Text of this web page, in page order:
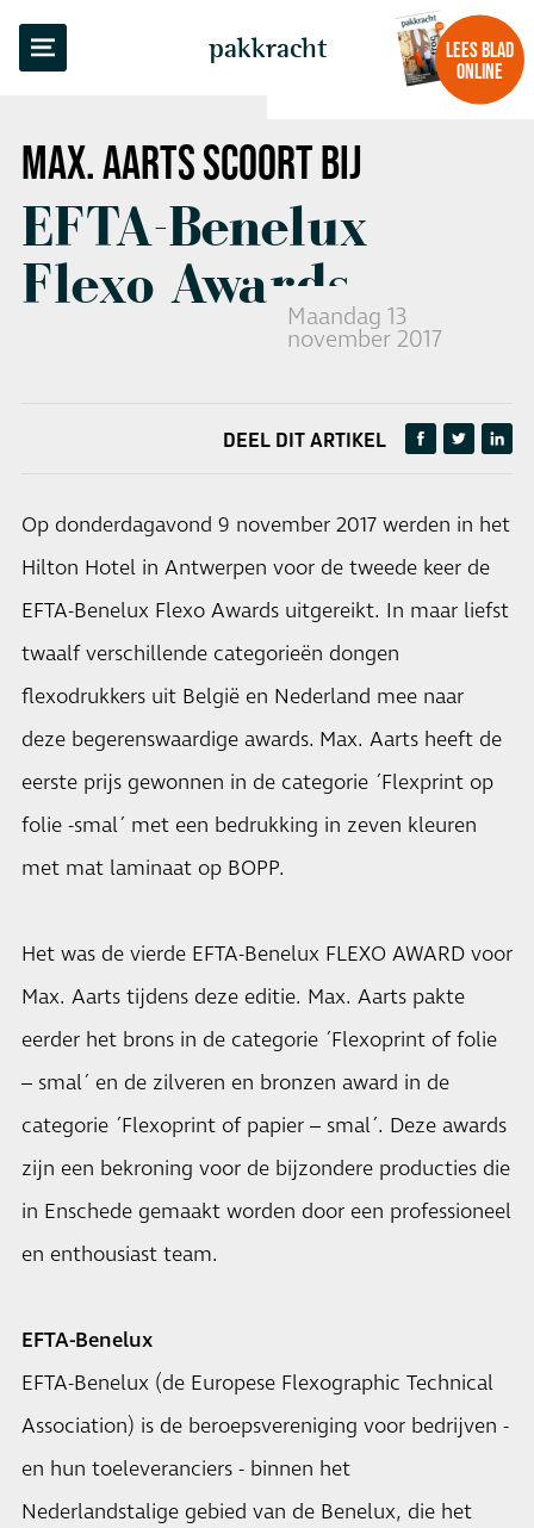
pakkracht
LEES BLAD
ONLINE
MAX. AARTSSCOORT BIJ
EFTA-Benelux
Flexo Awards
Maandag 13
november 2017
TERUG NAAR OVERZICHT
DEEL DIT ARTIKEL
Op donderdagavond 9 november 2017 werden in het
Hilton Hotel in Antwerpen voor de tweede keer de
EFTA-Benelux Flexo Awards uitgereikt. In maar liefst
twaalf verschillende categorieën dongen
flexodrukkers uit België en Nederland mee naar
deze begerenswaardige awards. Max. Aarts heeft de
eerste prijs gewonnen in de categorie ´Flexprint op
folie -smal´ met een bedrukking in zeven kleuren
met mat laminaat op BOPP.
Het was de vierde EFTA-Benelux FLEXO AWARD voor
Max. Aarts tijdens deze editie. Max. Aarts pakte
eerder het brons in de categorie ´Flexoprint of folie
– smal´ en de zilveren en bronzen award in de
categorie ´Flexoprint of papier – smal´. Deze awards
zijn een bekroning voor de bijzondere producties die
in Enschede gemaakt worden door een professioneel
en enthousiast team.
EFTA-Benelux
EFTA-Benelux (de Europese Flexographic Technical
Association) is de beroepsvereniging voor bedrijven -
en hun toeleveranciers - binnen het
Nederlandstalige gebied van de Benelux, die het